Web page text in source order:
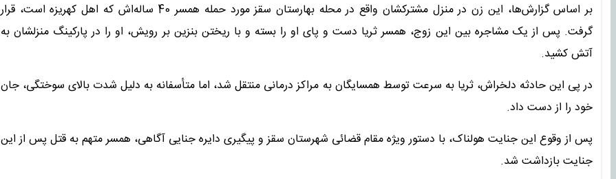
بر اساس گزارش‌ها، این زن در منزل مشترکشان واقع در محله بهارستان سقز مورد حمله همسر 40 ساله‌اش که اهل کهریزە است، قرار
گرفت. پس از یک مشاجره بین این زوج، همسر ثریا دست و پای او را بسته و با ریختن بنزین بر رویش، او را در پارکینگ منزلشان به
آتش کشید.
در پی این حادثه دلخراش، ثریا به سرعت توسط همسایگان به مراکز درمانی منتقل شد، اما متأسفانه به دلیل شدت بالای سوختگی، جان
خود را از دست داد.
پس از وقوع این جنایت هولناک، با دستور ویژه مقام قضائی شهرستان سقز و پیگیری دایره جنایی آگاهی، همسر متهم به قتل پس از این
جنایت بازداشت شد.